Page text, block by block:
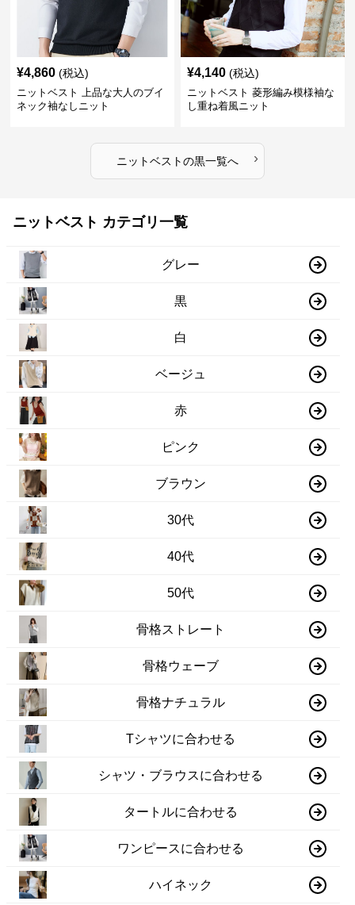
¥4,860 (税込)
ニットベスト 上品な大人のブイ
ネック袖なしニット
¥4,140 (税込)
ニットベスト 菱形編み模様袖な
し重ね着風ニット
ニットベストの黒一覧へ ›
ニットベスト カテゴリ一覧
グレー
黒
白
ベージュ
赤
ピンク
ブラウン
30代
40代
50代
骨格ストレート
骨格ウェーブ
骨格ナチュラル
Tシャツに合わせる
シャツ・ブラウスに合わせる
タートルに合わせる
ワンピースに合わせる
ハイネック